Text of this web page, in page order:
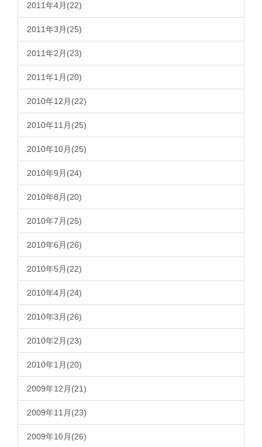
2011年4月(22)
2011年3月(25)
2011年2月(23)
2011年1月(20)
2010年12月(22)
2010年11月(25)
2010年10月(25)
2010年9月(24)
2010年8月(20)
2010年7月(25)
2010年6月(26)
2010年5月(22)
2010年4月(24)
2010年3月(26)
2010年2月(23)
2010年1月(20)
2009年12月(21)
2009年11月(23)
2009年10月(26)